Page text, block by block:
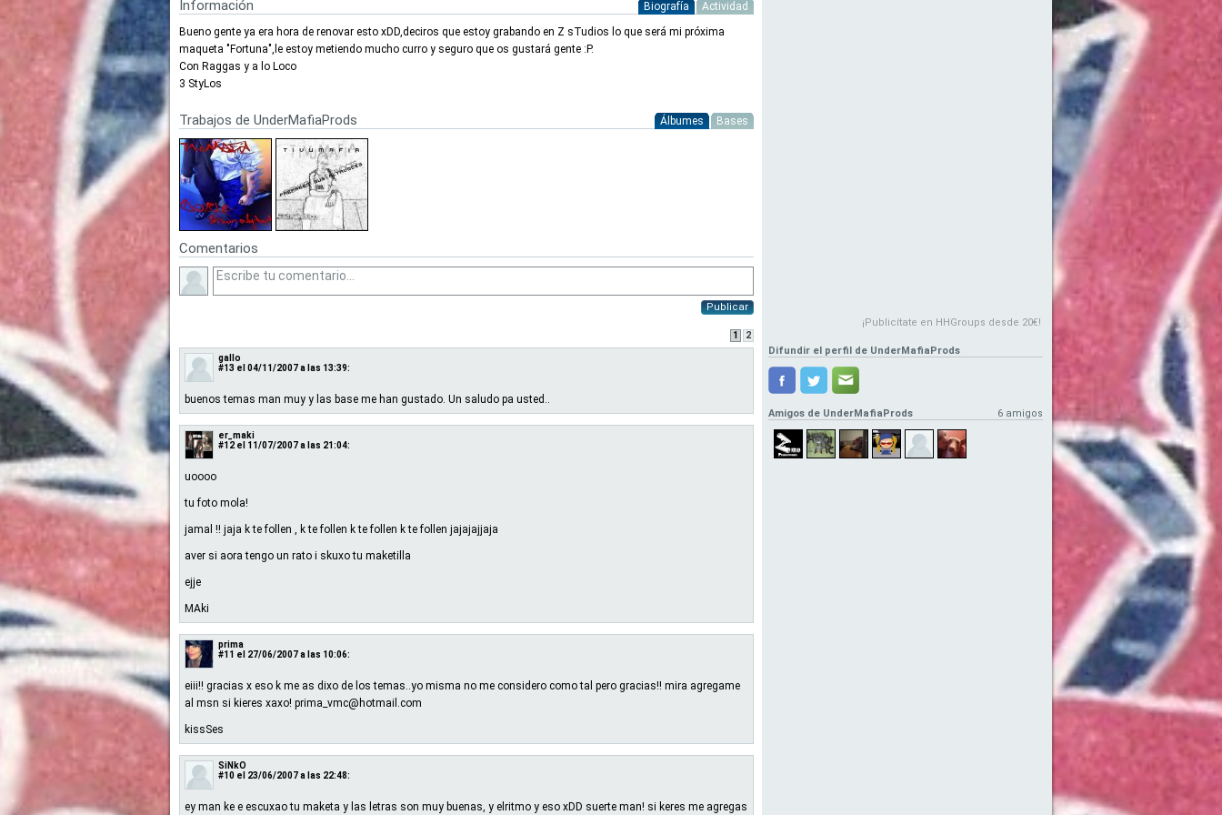
Información Biografía
Actividad
Bueno gente ya era hora de renovar esto xDD,deciros que estoy grabando en Z sTudios lo que será mi próxima
maqueta "Fortuna",le estoy metiendo mucho curro y seguro que os gustará gente :P.
Con Raggas y a lo Loco
3 StyLos
Trabajos de UnderMafiaProds Álbumes Bases
Comentarios
Publicar
1 2
gallo
#13 el 04/11/2007 a las 13:39:
buenos temas man muy y las base me han gustado. Un saludo pa usted..
er_maki
#12 el 11/07/2007 a las 21:04:
uoooo
tu foto mola!
jamal !! jaja k te follen , k te follen k te follen k te follen jajajajjaja
aver si aora tengo un rato i skuxo tu maketilla
ejje
MAki
prima
#11 el 27/06/2007 a las 10:06:
eiii!! gracias x eso k me as dixo de los temas..yo misma no me considero como tal pero gracias!! mira agregame
al msn si kieres xaxo! prima_vmc@hotmail.com
kissSes
SiNkO
#10 el 23/06/2007 a las 22:48:
ey man ke e escuxao tu maketa y las letras son muy buenas, y elritmo y eso xDD suerte man! si keres me agregas
¡Publicítate en HHGroups desde 20€!
Difundir el perfil de UnderMafiaProds
Amigos de UnderMafiaProds 6 amigos